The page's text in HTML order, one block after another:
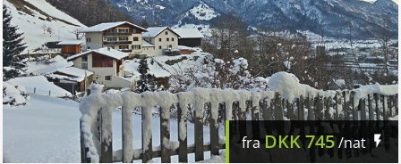
fraDKK745/nat